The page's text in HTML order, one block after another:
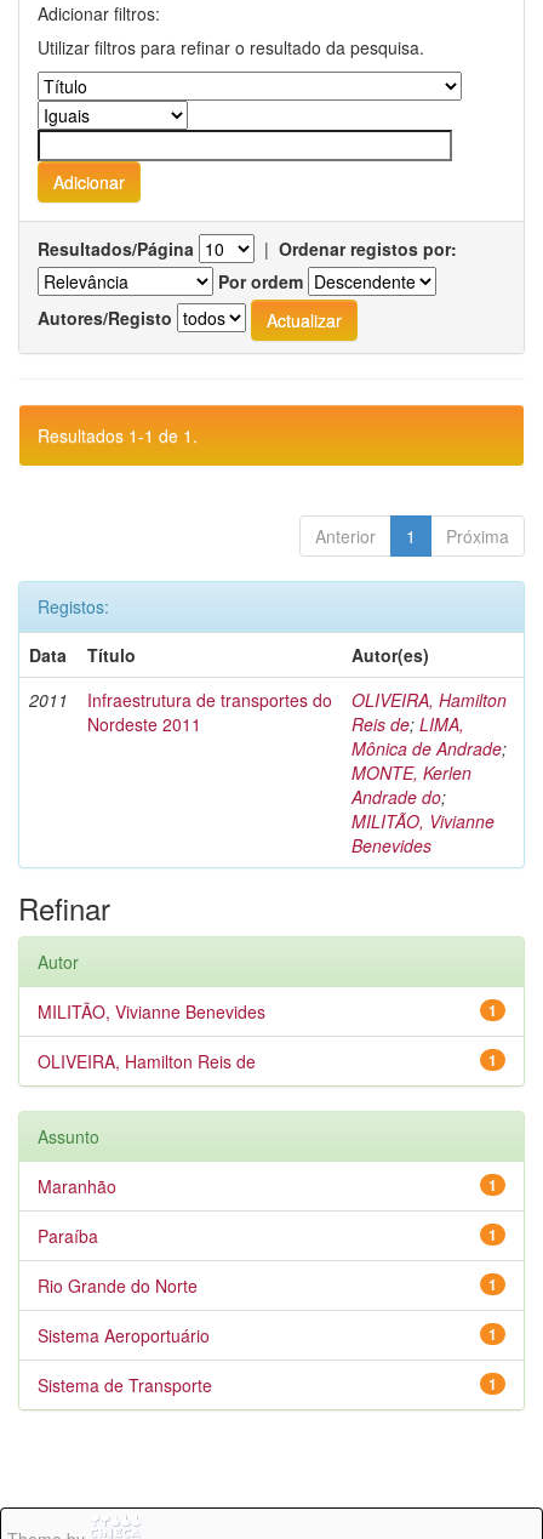
Adicionar filtros:
Utilizar filtros para refinar o resultado da pesquisa.
Resultados/Página | Ordenar registos por:
Por ordem
Autores/Registo
Resultados 1-1 de 1.
Anterior 1 Próxima
Registos:
Data
Título
Autor(es)
2011
Infraestrutura de transportes do
Nordeste 2011
OLIVEIRA, Hamilton
Reis de; LIMA,
Mônica de Andrade;
MONTE, Kerlen
Andrade do;
MILITÃO, Vivianne
Benevides
Refinar
Autor
1
MILITÃO, Vivianne Benevides
1
OLIVEIRA, Hamilton Reis de
Assunto
1
Maranhão
1
Paraíba
1
Rio Grande do Norte
1
Sistema Aeroportuário
1
Sistema de Transporte